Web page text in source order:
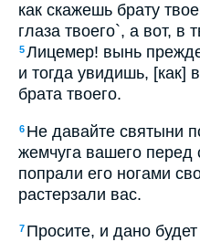
как скажешь брату
глаза твоего`, а вот, в
5Лицемер! вынь
и тогда увидишь, [как]
брата твоего.
6 Не давайте святыни
жемчуга вашего перед
попрали его ногами
растерзали вас.
7 Просите, и дано